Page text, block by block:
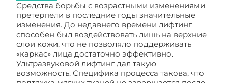
Средства борьбы с возрастными изменениями
претерпели в последние годы значительные
изменения. До недавнего времени лифтинг
способен был воздействовать лишь на верхние
слои кожи, что не позволяло поддерживать
«каркас» лица достаточно эффективно.
Ультразвуковой лифтинг дал такую
возможность. Специфика процесса такова, что